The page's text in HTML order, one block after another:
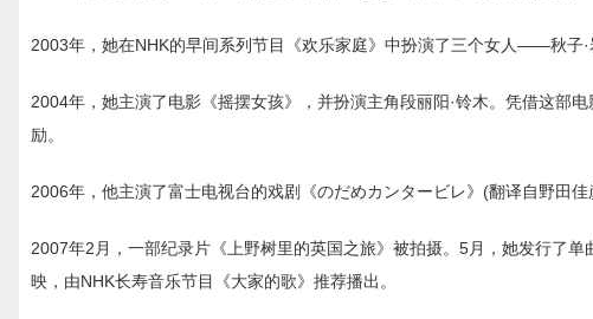
2003年，她在NHK的早间系列节目《欢乐家庭》中扮演了三个女人——秋子·
2004年，她主演了电影《摇摆女孩》，并扮演主角段丽阳·铃木。凭借这部
励。
2006年，他主演了富士电视台的戏剧《のだめカンタービレ》(翻译自野田佳
2007年2月，一部纪录片《上野树里的英国之旅》被拍摄。5月，她发行了
映，由NHK长寿音乐节目《大家的歌》推荐播出。